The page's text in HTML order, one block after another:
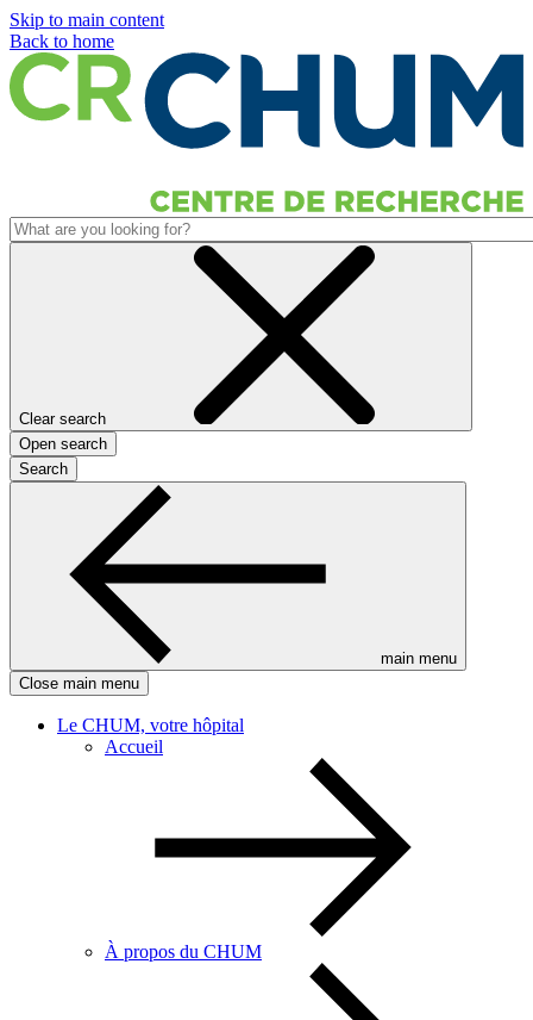
Skip to main content
Back to home
Clear search
Open search
Search
main menu
Close main menu
Le CHUM, votre hôpital
Accueil
À propos du CHUM